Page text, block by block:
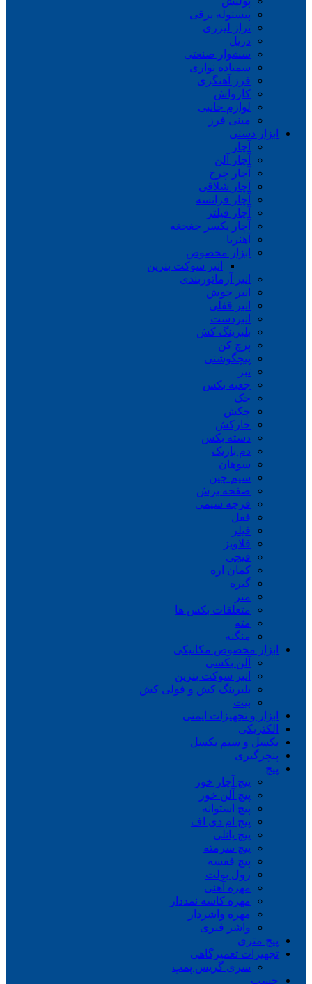
پیستوله برقی
تراز لیزری
دریل
سشوار صنعتی
سمباده نواری
فرز آهنگری
کارواش
لوازم جانبی
مینی فرز
ابزار دستی
آچار
آچار آلن
آچار چرخ
آچار شلاقی
آچار فرانسه
آچار فیلتر
آچار یکسر جغجغه
آهنربا
ابزار مخصوص
انبر سوکت بنزین
انبر آرماتوربندی
انبر جوش
انبر قفلی
انبردست
بلبرینگ کش
پرچ کن
پیچگوشتی
تبر
جعبه بکس
جک
چکش
خارکش
دسته بکس
دم باریک
سوهان
سیم چین
صفحه برش
فرچه سیمی
ففل
فیلر
قلاویز
قیچی
کمان اره
گیره
متر
متعلقات بکس ها
مته
منگنه
ابزار مخصوص مکانیکی
آلن بکسی
انبر سوکت بنزین
بلبرینگ کش و فولی کش
بیت
ابزار و تجهیزات ایمنی
الکتریکی
بکسل و سیم بکسل
پنچرگیری
پیچ
پیچ آچار خور
پیچ آلن خور
پیچ استوانه
پیچ ام دی اف
پیچ پانلی
پیچ سرمته
پیچ قفسه
رول بولت
مهره آهنی
مهره کاسه نمددار
مهره واشردار
واشر فنری
پیچ متری
تجهیزات تعمیرگاهی
سری گریس پمپ
چسب